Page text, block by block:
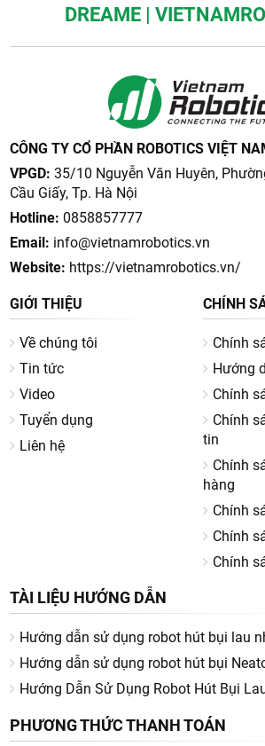
DREAME |
CÔNG TY CỔ PHẦN ROBOTICS VIỆT
VPGD: 35/10 Nguyễn Văn Huyên,
Cầu Giấy, Tp. Hà Nội
Hotline: 0858857777
Email: info@vietnamrobotics.vn
Website: https://vietnamrobotics.vn/
GIỚI THIỆU
Về chúng tôi
Tin tức
Video
Tuyển dụng
Liên hệ
CHÍNH
Chính
Hướng
Chính
Chính
tin
Chính
hàng
Chính
Chính
Chính
TÀI LIỆU HƯỚNG DẪN
Hướng dẫn sử dụng robot hút bụi lau
Hướng dẫn sử dụng robot hút bụi
Hướng Dẫn Sử Dụng Robot Hút Bụi
PHƯƠNG THỨC THANH TOÁN